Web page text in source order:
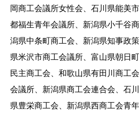
岡商工会議所女性会、石川県能美
都福生青年会議所、新潟県小千谷
潟県中条町商工会、新潟県知事政
県米沢市商工会議所、富山県朝日
民主商工会、和歌山県有田川商工
会議所、新潟県商工会連合会、石
県豊栄商工会、新潟県西商工会青